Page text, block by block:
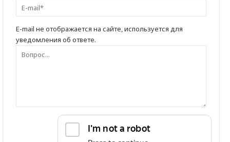
E-mail не отображается на сайте, используется для
уведомления об ответе.